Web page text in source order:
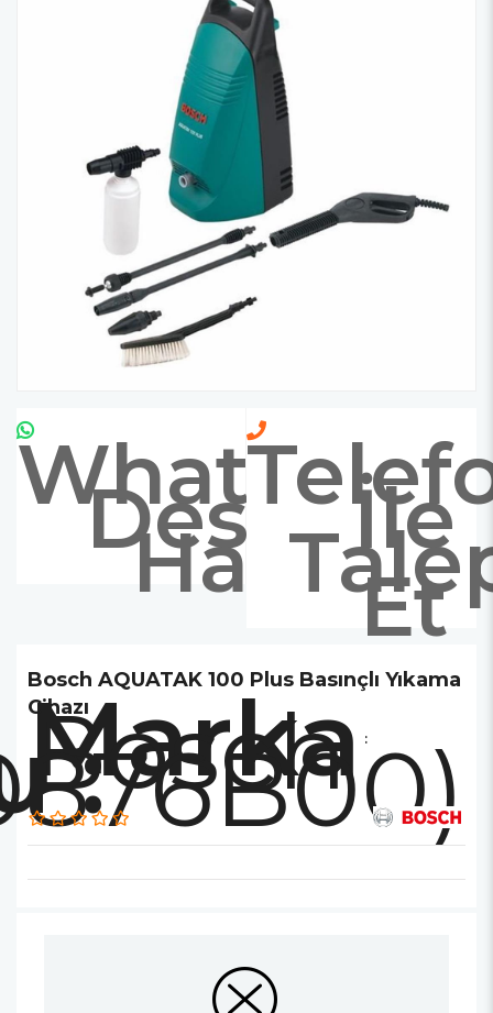
Whatsapp
Destek
Hattıİle
Et
Bosch AQUATAK 100 Plus Basınçlı Yıkama
Cihazı
Marka :
Bosch